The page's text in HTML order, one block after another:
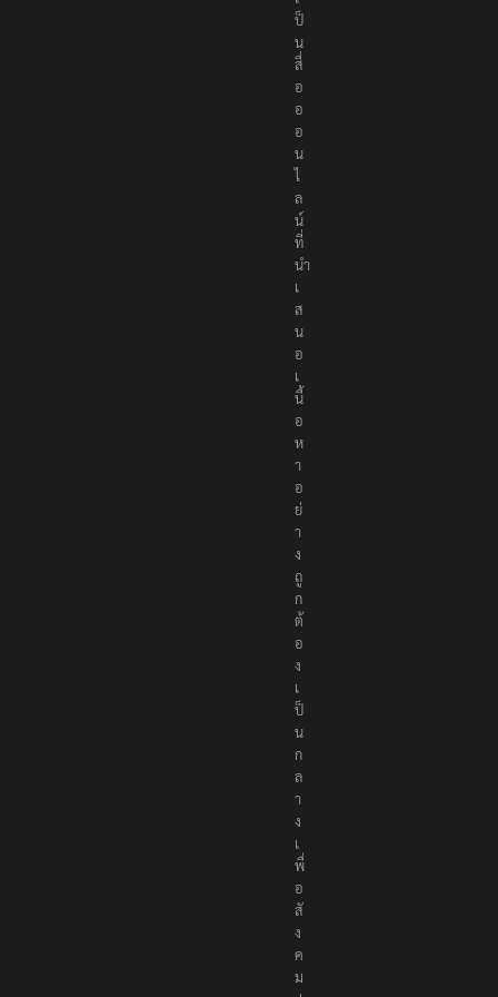
s
เ
ป็
น
สื่
อ
อ
อ
น
ไ
ล
น์
ที่
นำ
เ
ส
น
อ
เ
นื้
อ
ห
า
อ
ย่
า
ง
ถู
ก
ต้
อ
ง
เ
ป็
น
ก
ล
า
ง
เ
พื่
อ
สั
ง